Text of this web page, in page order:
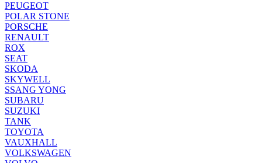
PEUGEOT
POLAR STONE
PORSCHE
RENAULT
ROX
SEAT
SKODA
SKYWELL
SSANG YONG
SUBARU
SUZUKI
TANK
TOYOTA
VAUXHALL
VOLKSWAGEN